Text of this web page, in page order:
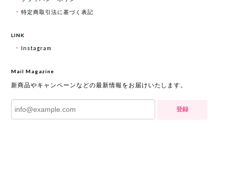
特定商取引法に基づく表記
LINK
Instagram
Mail Magazine
新商品やキャンペーンなどの最新情報をお届けいたします。
登録